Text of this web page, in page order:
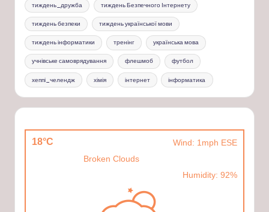
тиждень_дружба тиждень Безпечного Інтернету
тиждень безпеки тиждень української мови
тиждень інформатики тренінг українська мова
учнівське самоврядування флешмоб футбол
хеппі_челендж хімія інтернет інформатика
18°C
Wind: 1mph ESE
Broken Clouds
Humidity: 92%